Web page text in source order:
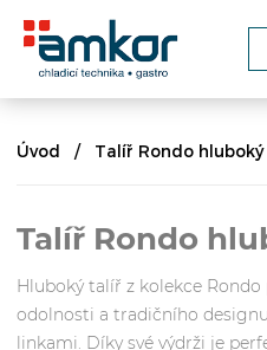
Úvod Talíř Rondo
Talíř Rondo
Hluboký talíř z kolekce Rondo
odolnosti a tradičního
linkami. Díky své výdrži je